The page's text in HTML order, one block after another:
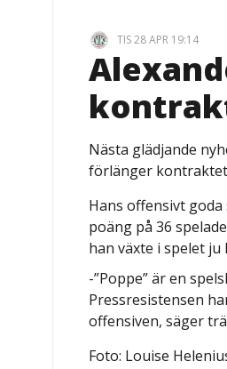
TIS 28 APR 19:14
Nästa glädjande
förlänger
Hans offensivt
poäng på 36
han växte i spelet ju
-”Poppe” är en
Pressresistensen
offensiven, säger
Foto: Louise